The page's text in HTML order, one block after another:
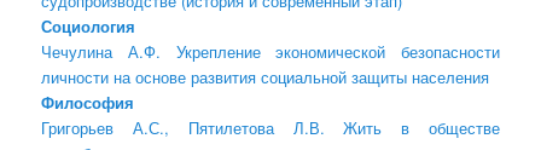
Социология
Чечулина А.Ф. Укрепление экономической безопасности
личности на основе развития социальной защиты населения
Философия
Григорьев А.С., Пятилетова Л.В. Жить в обществе